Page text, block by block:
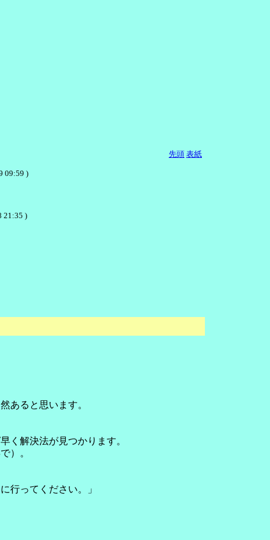
先頭 表紙
09:59 )
21:35 )
あると思います。
く解決法が見つかります。
）。
行ってください。」